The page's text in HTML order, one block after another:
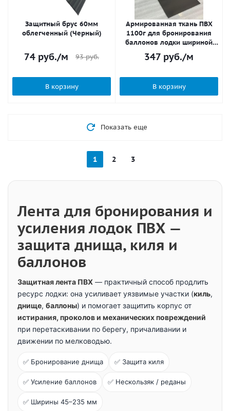
Защитный брус 60мм
облегченный (Черный)
74 руб./м 93руб.
В корзину
Армированная ткань ПВХ
1100г для бронирования
баллонов лодки шириной
25см (Черная)
347 руб./м
В корзину
Показать еще
1 2 3
Лента для бронирования и
усиления лодок ПВХ —
защита днища, киля и
баллонов
Защитная лента ПВХ — практичный способ продлить
ресурс лодки: она усиливает уязвимые участки (киль,
днище, баллоны) и помогает защитить корпус от
истирания, проколов и механических повреждений
при перетаскивании по берегу, причаливании и
движении по мелководью.
✅ Бронирование днища ✅ Защита киля
✅ Усиление баллонов ✅ Нескользяк / реданы
✅ Ширины 45–235 мм